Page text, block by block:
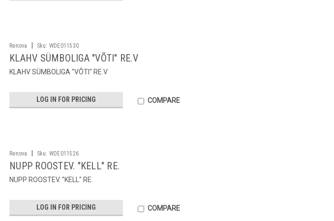
Renova Sku: WDE011530
KLAHV SÜMBOLIGA "VÕTI" RE.V
KLAHV SÜMBOLIGA "VÕTI" RE.V
LOG IN FOR PRICING COMPARE
Renova Sku: WDE011526
NUPP ROOSTEV. "KELL" RE.
NUPP ROOSTEV. "KELL" RE.
LOG IN FOR PRICING COMPARE